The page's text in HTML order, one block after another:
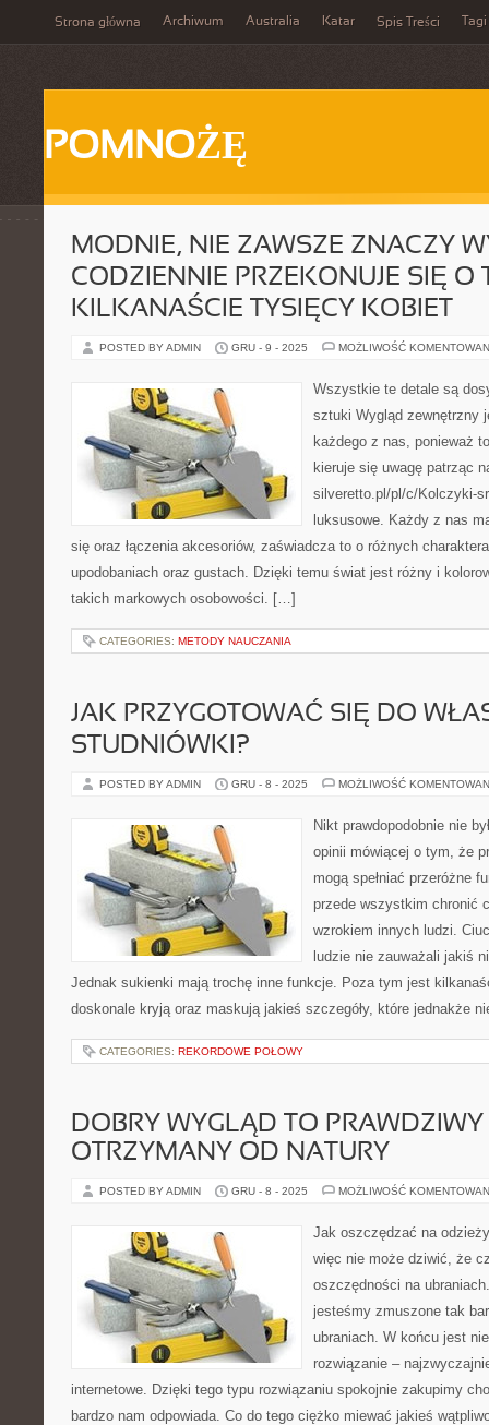
Strona główna Archiwum Australia Katar Spis Treści Tagi
POMNOŻĘ
MODNIE, NIE ZAWSZE ZNACZY
CODZIENNIE PRZEKONUJE SIĘ O
KILKANAŚCIE TYSIĘCY KOBIET
POSTED BY ADMIN GRU - 9 - 2025 MOŻLIWOŚĆ
Wszystkie te detale są
sztuki Wygląd zewnętrzny
każdego z nas, ponieważ
kieruje się uwagę patrząc
silveretto.pl/pl/c/Kolczyki-
luksusowe. Każdy z nas
się oraz łączenia akcesoriów, zaświadcza to o różnych
upodobaniach oraz gustach. Dzięki temu świat jest różny i
takich markowych osobowości. […]
CATEGORIES: METODY NAUCZANIA
JAK PRZYGOTOWAĆ SIĘ DO
STUDNIÓWKI?
POSTED BY ADMIN GRU - 8 - 2025 MOŻLIWOŚĆ
Nikt prawdopodobnie nie
opinii mówiącej o tym, że
mogą spełniać przeróżne
przede wszystkim chronić
wzrokiem innych ludzi.
ludzie nie zauważali jakiś
Jednak sukienki mają trochę inne funkcje. Poza tym jest
doskonale kryją oraz maskują jakieś szczegóły, które jednakże
CATEGORIES: REKORDOWE POŁOWY
DOBRY WYGLĄD TO
OTRZYMANY OD NATURY
POSTED BY ADMIN GRU - 8 - 2025 MOŻLIWOŚĆ
Jak oszczędzać na
więc nie może dziwić, że
oszczędności na
jesteśmy zmuszone tak
ubraniach. W końcu jest
rozwiązanie –
internetowe. Dzięki tego typu rozwiązaniu spokojnie zakupimy
bardzo nam odpowiada. Co do tego ciężko miewać jakieś